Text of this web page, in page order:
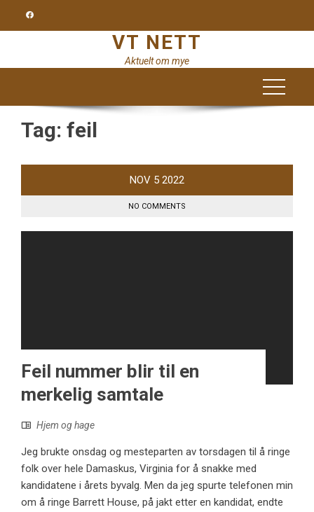
VT NETT
Aktuelt om mye
Tag: feil
NOV 5 2022
NO COMMENTS
Feil nummer blir til en
merkelig samtale
Hjem og hage
Jeg brukte onsdag og mesteparten av torsdagen til å ringe
folk over hele Damaskus, Virginia for å snakke med
kandidatene i årets byvalg. Men da jeg spurte telefonen min
om å ringe Barrett House, på jakt etter en kandidat, endte